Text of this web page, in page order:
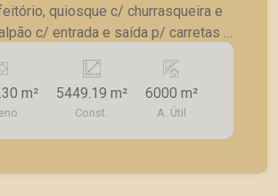
quiosque c/ churrasqueira e
c/ entrada e saída p/ carretas e
m² 5449.19 m²
Const.
6000 m²
A. Útil